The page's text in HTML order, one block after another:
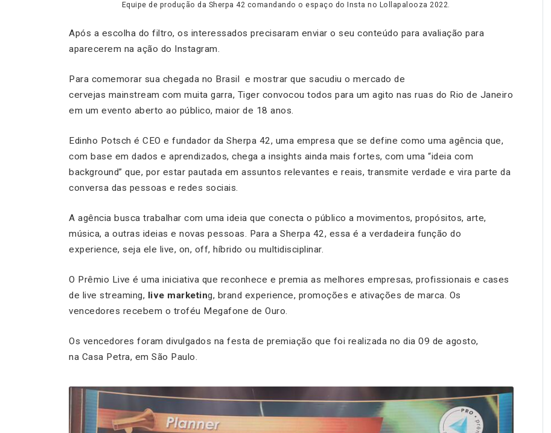
Equipe de produção da Sherpa 42 comandando o espaço do Insta no Lollapalooza 2022.
Após a escolha do filtro, os interessados precisaram enviar o seu conteúdo para avaliação para
aparecerem na ação do Instagram.
Para comemorar sua chegada no Brasil e mostrar que sacudiu o mercado de
cervejas mainstream com muita garra, Tiger convocou todos para um agito nas ruas do Rio de Janeiro
em um evento aberto ao público, maior de 18 anos.
Edinho Potsch é CEO e fundador da Sherpa 42, uma empresa que se define como uma agência que,
com base em dados e aprendizados, chega a insights ainda mais fortes, com uma “ideia com
background” que, por estar pautada em assuntos relevantes e reais, transmite verdade e vira parte da
conversa das pessoas e redes sociais.
A agência busca trabalhar com uma ideia que conecta o público a movimentos, propósitos, arte,
música, a outras ideias e novas pessoas. Para a Sherpa 42, essa é a verdadeira função do
experience, seja ele live, on, off, híbrido ou multidisciplinar.
O Prêmio Live é uma iniciativa que reconhece e premia as melhores empresas, profissionais e cases
de live streaming, live marketing, brand experience, promoções e ativações de marca. Os
vencedores recebem o troféu Megafone de Ouro.
Os vencedores foram divulgados na festa de premiação que foi realizada no dia 09 de agosto,
na Casa Petra, em São Paulo.